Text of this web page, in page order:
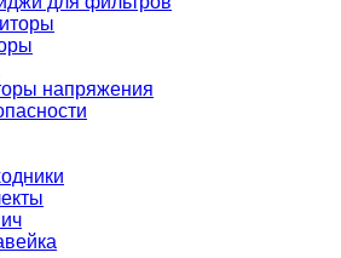
напряжения